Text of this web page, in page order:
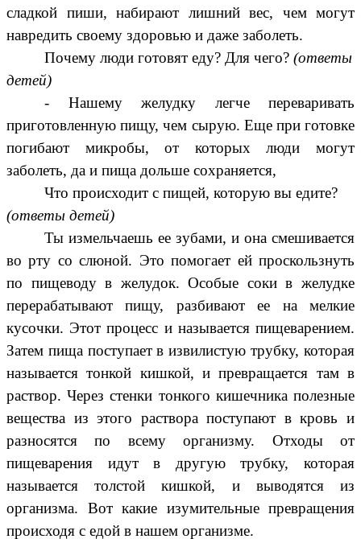
сладкой пиши, набирают лишний вес, чем могут
навредить своему здоровью и даже заболеть.
Почему люди готовят еду? Для чего?(ответы
детей)
- Нашему желудку легче переваривать
приготовленную пищу, чем сырую. Еще при готовке
погибают микробы, от которых люди могут
заболеть, да и пища дольше сохраняется,
Что происходит с пищей, которую вы едите?
(ответы детей)
Ты измельчаешь ее зубами, и она смешивается
во рту со слюной. Это помогает ей проскользнуть
по пищеводу в желудок. Особые соки в желудке
перерабатывают пищу, разбивают ее на мелкие
кусочки. Этот процесс и называется пищеварением.
Затем пища поступает в извилистую трубку, которая
называется тонкой кишкой, и превращается там в
раствор. Через стенки тонкого кишечника полезные
вещества из этого раствора поступают в кровь и
разносятся по всему организму. Отходы от
пищеварения идут в другую трубку, которая
называется толстой кишкой, и выводятся из
организма. Вот какие изумительные превращения
происходя с едой в нашем организме.